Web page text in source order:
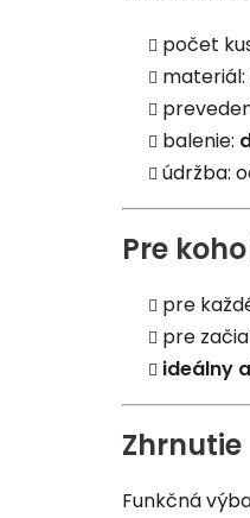
počet
materiál:
balenie:
údržba:
Pre
pre
pre
ideálny
Zhrnutie
Funkčná